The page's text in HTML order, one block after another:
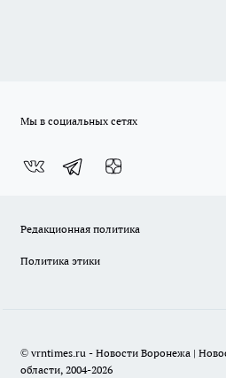
Мы в социальных сетях
Редакционная политика
Политика этики
© vrntimes.ru - Новости Воронежа |
области, 2004-2026